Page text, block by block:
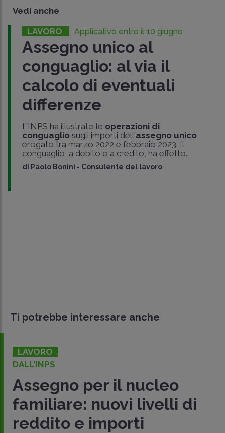
Vedi anche
LAVORO Applicativo entro il 10 giugno
Assegno unico al
conguaglio: al via il
calcolo di eventuali
differenze
L'INPS ha illustrato le operazioni di
conguagliosugli importi dell'assegno unico
erogato tra marzo 2022 e febbraio 2023. Il
conguaglio, a debito o a credito, ha effetto..
di Paolo Bonini - Consulente del lavoro
Ti potrebbe interessare anche
LAVORO
DALL'INPS
Assegno per il nucleo
familiare: nuovi livelli di
reddito e importi